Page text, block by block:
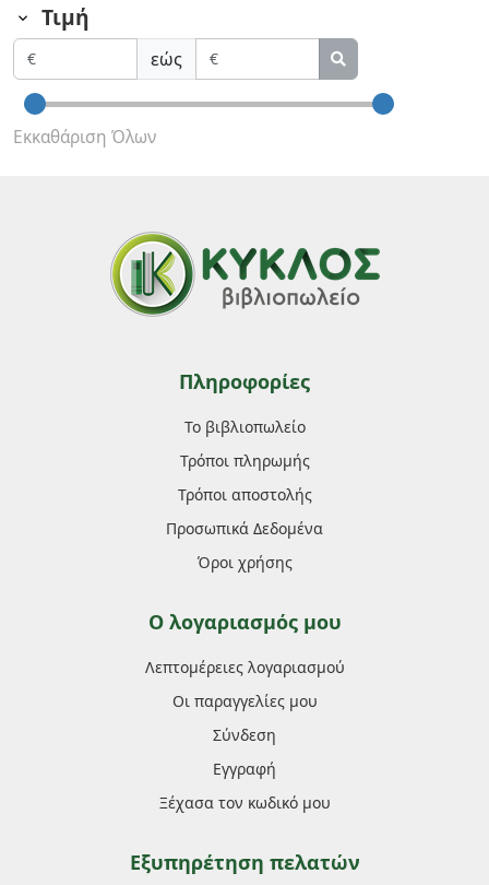
Τιμή
εώς
Εκκαθάριση Όλων
Πληροφορίες
Το βιβλιοπωλείο
Τρόποι πληρωμής
Τρόποι αποστολής
Προσωπικά Δεδομένα
Όροι χρήσης
Ο λογαριασμός μου
Λεπτομέρειες λογαριασμού
Οι παραγγελίες μου
Σύνδεση
Εγγραφή
Ξέχασα τον κωδικό μου
Εξυπηρέτηση πελατών